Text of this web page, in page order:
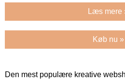
Læs mere
Køb nu »
Den mest populære kreative